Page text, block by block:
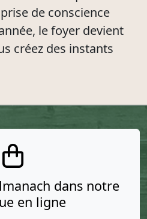
de conscience
le foyer devient
créez des instants
dans notre
en ligne